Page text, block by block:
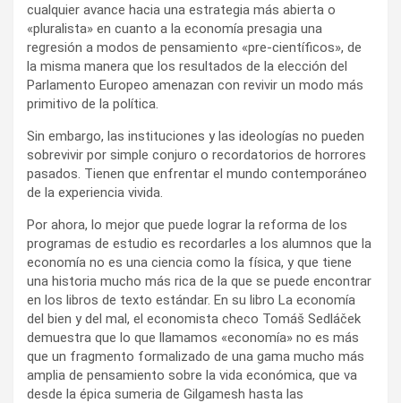
cualquier avance hacia una estrategia más abierta o
«pluralista» en cuanto a la economía presagia una
regresión a modos de pensamiento «pre-científicos», de
la misma manera que los resultados de la elección del
Parlamento Europeo amenazan con revivir un modo más
primitivo de la política.
Sin embargo, las instituciones y las ideologías no pueden
sobrevivir por simple conjuro o recordatorios de horrores
pasados. Tienen que enfrentar el mundo contemporáneo
de la experiencia vivida.
Por ahora, lo mejor que puede lograr la reforma de los
programas de estudio es recordarles a los alumnos que la
economía no es una ciencia como la física, y que tiene
una historia mucho más rica de la que se puede encontrar
en los libros de texto estándar. En su libro La economía
del bien y del mal, el economista checo Tomáš Sedláček
demuestra que lo que llamamos «economía» no es más
que un fragmento formalizado de una gama mucho más
amplia de pensamiento sobre la vida económica, que va
desde la épica sumeria de Gilgamesh hasta las